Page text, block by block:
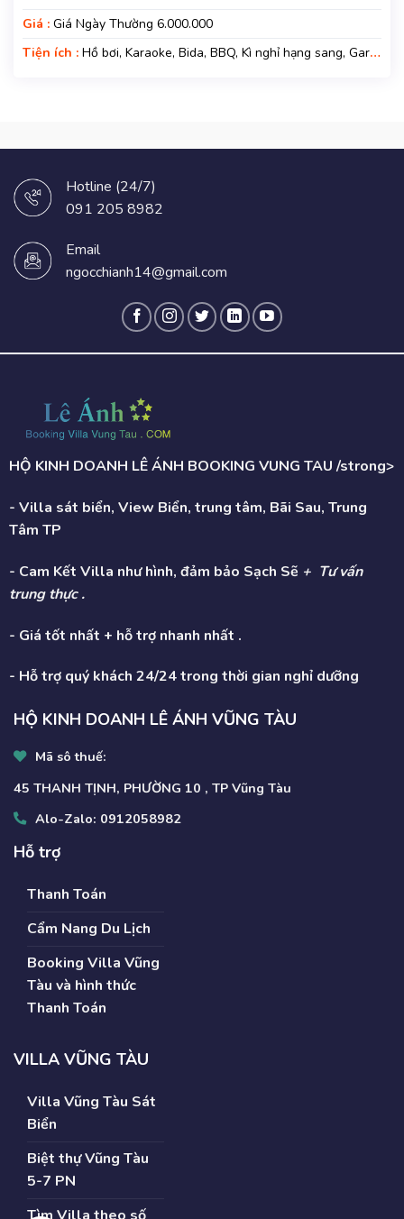
Giá : Giá Ngày Thường 6.000.000
Tiện ích : Hồ bơi, Karaoke, Bida, BBQ, Kì nghỉ hạng sang, Gara
Hotline (24/7)
091 205 8982
Email
ngocchianh14@gmail.com
HỘ KINH DOANH LÊ ÁNH BOOKING VUNG TAU /strong>
- Villa sát biển, View Biển, trung tâm, Bãi Sau, Trung
Tâm TP
- Cam Kết Villa như hình, đảm bảo Sạch Sẽ + Tư vấn
trung thực .
- Giá tốt nhất + hỗ trợ nhanh nhất .
- Hỗ trợ quý khách 24/24 trong thời gian nghỉ dưỡng
HỘ KINH DOANH LÊ ÁNH VŨNG TÀU
Mã sô thuế:
45 THANH TỊNH, PHƯỜNG 10 , TP Vũng Tàu
Alo-Zalo: 0912058982
Hỗ trợ
Thanh Toán
Cẩm Nang Du Lịch
Booking Villa Vũng
Tàu và hình thức
Thanh Toán
VILLA VŨNG TÀU
Villa Vũng Tàu Sát
Biển
Biệt thự Vũng Tàu
5-7 PN